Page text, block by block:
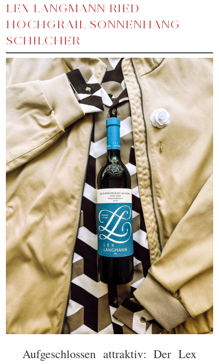
LEX LANGMANN RIED
HOCHGRAIL SONNENHANG
SCHILCHER
Aufgeschlossen attraktiv: Der Lex